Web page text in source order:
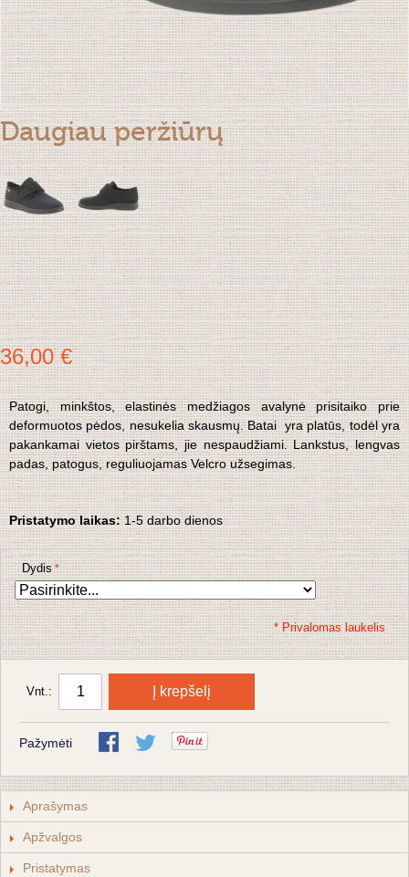
Daugiau peržiūrų
36,00 €
Patogi, minkštos, elastinės medžiagos avalynė prisitaiko prie
deformuotos pėdos, nesukelia skausmų. Batai yra platūs, todėl yra
pakankamai vietos pirštams, jie nespaudžiami. Lankstus, lengvas
padas, patogus, reguliuojamas Velcro užsegimas.
Pristatymo laikas:1-5 darbo dienos
Dydis
* Privalomas laukelis
Vnt.: Į krepšelį
Pažymėti
Aprašymas
Apžvalgos
Pristatymas